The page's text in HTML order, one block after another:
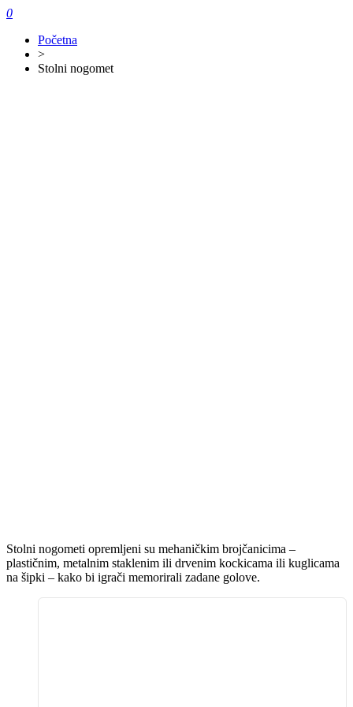
0
Početna
>
Stolni nogomet
Stolni nogometi opremljeni su mehaničkim brojčanicima –
plastičnim, metalnim staklenim ili drvenim kockicama ili kuglicama
na šipki – kako bi igrači memorirali zadane golove.